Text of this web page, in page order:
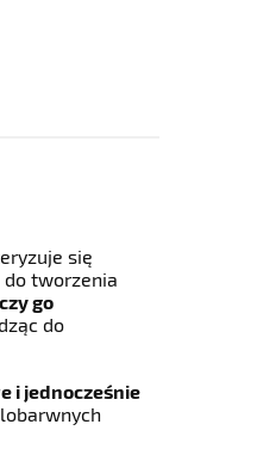
się
do tworzenia
go
do
i jednocześnie